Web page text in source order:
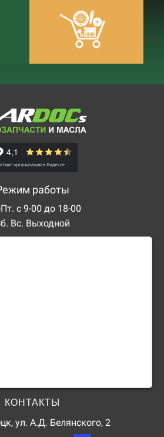
работы
с 9-00 до 18-00
Вс. Выходной
КОНТАКТЫ
ул. А.Д. Белянского, 2